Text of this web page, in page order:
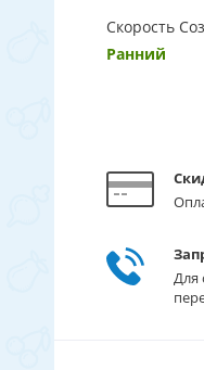
Скорость
Ранний
Для